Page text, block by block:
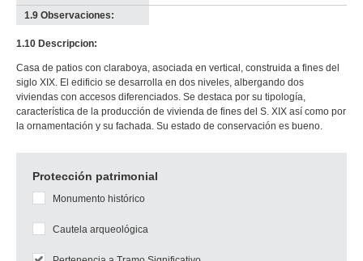
1.9 Observaciones:
1.10 Descripcion:
Casa de patios con claraboya, asociada en vertical, construida a fines del
siglo XIX. El edificio se desarrolla en dos niveles, albergando dos
viviendas con accesos diferenciados. Se destaca por su tipología,
característica de la producción de vivienda de fines del S. XIX así como por
la ornamentación y su fachada. Su estado de conservación es bueno.
Protección patrimonial
Monumento histórico
Cautela arqueológica